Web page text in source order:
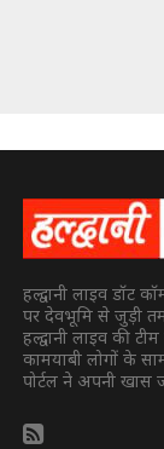
हल्द्वानी लाइव डॉट
पर देवभूमि से जुड़ी
हल्द्वानी लाइव की
कामयाबी लोगों के
पोर्टल ने अपनी खास